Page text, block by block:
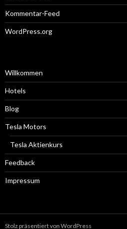
Kommentar-Feed
WordPress.org
Willkommen
Hotels
Blog
Tesla Motors
Tesla Aktienkurs
Feedback
Impressum
Stolz präsentiert von WordPress